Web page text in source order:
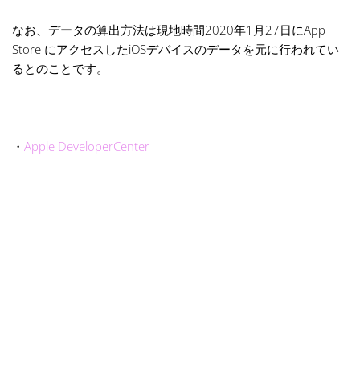
なお、データの算出方法は現地時間2020年1月27日にApp
Store にアクセスしたiOSデバイスのデータを元に行われてい
るとのことです。
・ Apple DeveloperCenter